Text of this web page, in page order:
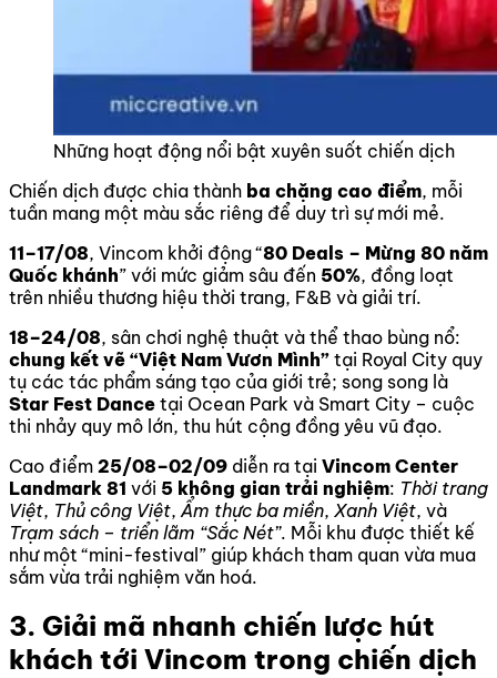
Những hoạt động nổi bật xuyên suốt chiến dịch
Chiến dịch được chia thành ba chặng cao điểm, mỗi
tuần mang một màu sắc riêng để duy trì sự mới mẻ.
11–17/08, Vincom khởi động “80 Deals – Mừng 80 năm
Quốc khánh” với mức giảm sâu đến 50%, đồng loạt
trên nhiều thương hiệu thời trang, F&B và giải trí.
18–24/08, sân chơi nghệ thuật và thể thao bùng nổ:
chung kết vẽ “Việt Nam Vươn Mình” tại Royal City quy
tụ các tác phẩm sáng tạo của giới trẻ; song song là
Star Fest Dance tại Ocean Park và Smart City – cuộc
thi nhảy quy mô lớn, thu hút cộng đồng yêu vũ đạo.
Cao điểm 25/08–02/09 diễn ra tại Vincom Center
Landmark 81 với 5 không gian trải nghiệm: Thời trang
Việt, Thủ công Việt, Ẩm thực ba miền, Xanh Việt, và
Trạm sách – triển lãm “Sắc Nét”. Mỗi khu được thiết kế
như một “mini-festival” giúp khách tham quan vừa mua
sắm vừa trải nghiệm văn hoá.
3. Giải mã nhanh chiến lược hút
khách tới Vincom trong chiến dịch